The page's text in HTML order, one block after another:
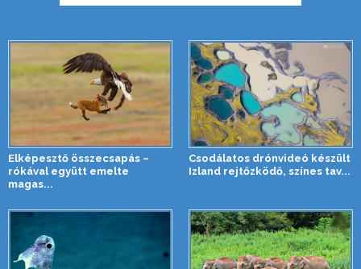
Elképesztő összecsapás –
rókával együtt emelte
magas...
Csodálatos drónvideó készült
Izland rejtőzködő, színes tav...